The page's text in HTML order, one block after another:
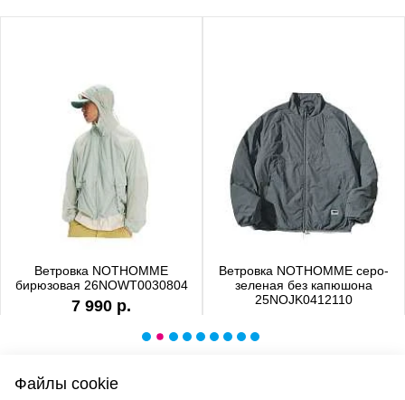
Ветровка NOTHOMME
бирюзовая 26NOWT0030804
7 990 р.
Ветровка NOTHOMME серо-
зеленая без капюшона
25NOJK0412110
Файлы cookie